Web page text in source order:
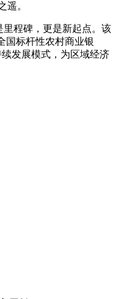
遥。
里程碑，更是新起点。该
国标杆性农村商业银
发展模式，为区域经济